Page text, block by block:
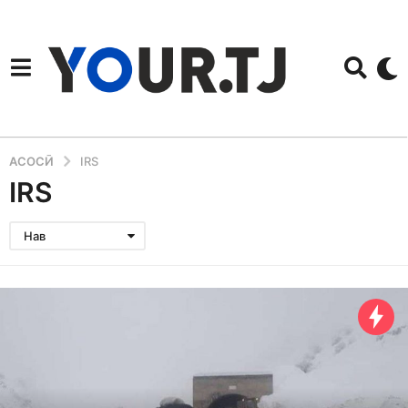
АСОСӢ IRS
IRS
Нав